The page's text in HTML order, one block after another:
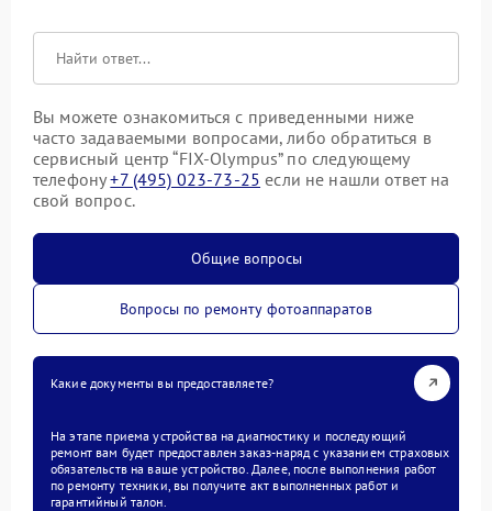
Вы можете ознакомиться с приведенными ниже
часто задаваемыми вопросами, либо обратиться в
сервисный центр “FIX-Olympus” по следующему
телефону+7 (495) 023-73-25 если не нашли ответ на
свой вопрос.
Общие вопросы
Вопросы по ремонту фотоаппаратов
Какие документы вы предоставляете?
На этапе приема устройства на диагностику и последующий
ремонт вам будет предоставлен заказ-наряд с указанием страховых
обязательств на ваше устройство. Далее, после выполнения работ
по ремонту техники, вы получите акт выполненных работ и
гарантийный талон.